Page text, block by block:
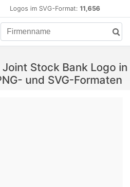
Logos im SVG-Format: 11,656
Stock Bank Logo in
und SVG-Formaten